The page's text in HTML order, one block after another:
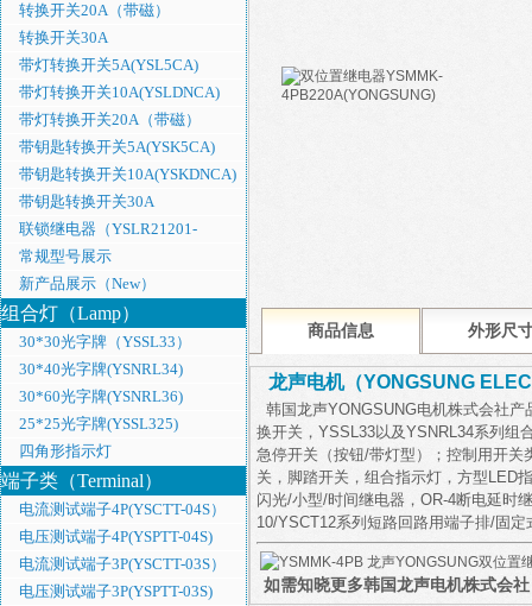
转换开关20A（带磁）
转换开关30A
带灯转换开关5A(YSL5CA)
带灯转换开关10A(YSLDNCA)
带灯转换开关20A（带磁）
带钥匙转换开关5A(YSK5CA)
带钥匙转换开关10A(YSKDNCA)
带钥匙转换开关30A
联锁继电器（YSLR21201-
110DREB）
常规型号展示
新产品展示（New）
组合灯（Lamp）
30*30光字牌（YSSL33）
30*40光字牌(YSNRL34)
30*60光字牌(YSNRL36)
25*25光字牌(YSSL325)
四角形指示灯
端子类（Terminal）
电流测试端子4P(YSCTT-04S）
电压测试端子4P(YSPTT-04S)
电流测试端子3P(YSCTT-03S）
电压测试端子3P(YSPTT-03S)
商品信息 外形尺
龙声电机（YONGSUNG
韩国龙声YONGSUNG电机株式会社
换开关，YSSL33以及YSNRL34系列组
急停开关（按钮/带灯型）；控制用开
关，脚踏开关，组合指示灯，方型LED
闪光/小型/时间继电器，OR-4断电延时
10/YSCT12系列短路回路用端子排/固
如需知晓更多韩国龙声电机株式会